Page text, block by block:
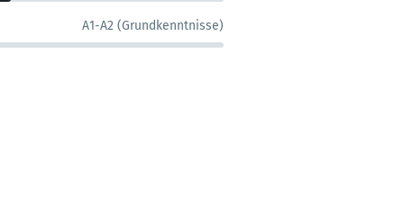
A1-A2 (Grundkenntnisse)